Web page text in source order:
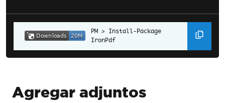
tachment", attachment);
// And here is an example of removing an
attachment
myPdf.Attachments.RemoveAttachment(example
Attachment);
Install-Package
IronPdf
Agregar adjuntos